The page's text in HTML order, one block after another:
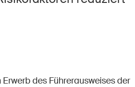
des Führerausweises der